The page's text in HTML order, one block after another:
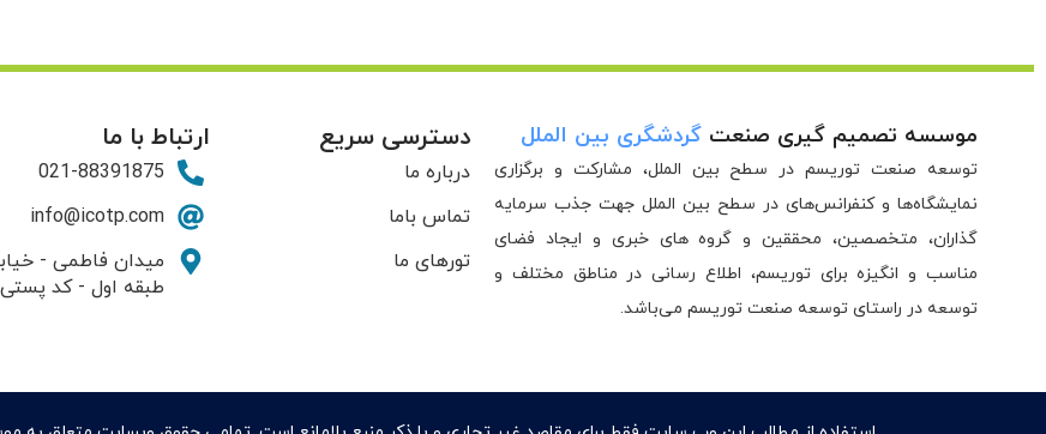
موسسه تصمیم گیری صنعت گردشگری بین الملل
توسعه صنعت توریسم در سطح بین الملل، مشارکت و برگزاری
نمایشگاه‌ها و کنفرانس‌های در سطح بین الملل جهت جذب سرمایه
گذاران، متخصصین، محققین و گروه های خبری و ایجاد فضای
مناسب و انگیزه برای توریسم، اطلاع رسانی در مناطق مختلف و
توسعه در راستای توسعه صنعت توریسم می‌باشد.
دسترسی سریع
درباره ما
تماس باما
تورهای ما
ارتباط با ما
021-88391875
info@icotp.com
طبقه اول - کد پستی: